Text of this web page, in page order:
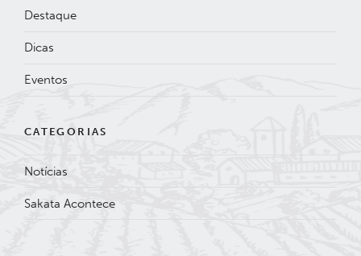
Destaque
Dicas
Eventos
CATEGORIAS
Notícias
Sakata Acontece